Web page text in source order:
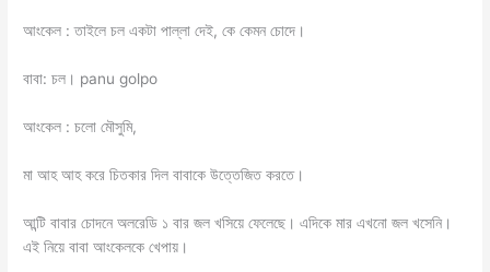
আংকেল : তাইলে চল একটা পাল্লা দেই, কে কেমন চোদে।
বাবা: চল। panu golpo
আংকেল : চলো মৌসুমি,
মা আহ আহ করে চিতকার দিল বাবাকে উত্তেজিত করতে।
আন্টি বাবার চোদনে অলরেডি ১ বার জল খসিয়ে ফেলেছে। এদিকে মার এখনো জল খসেনি।
এই নিয়ে বাবা আংকেলকে খেপায়।